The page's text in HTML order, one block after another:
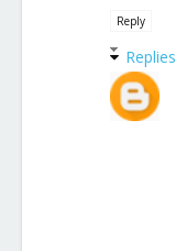
Reply
Replies